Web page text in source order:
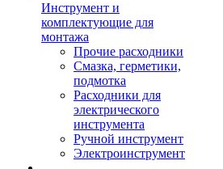
Инструмент и
комплектующие для
монтажа
Прочие расходники
Смазка, герметики,
подмотка
Расходники для
электрического
инструмента
Ручной инструмент
Электроинструмент